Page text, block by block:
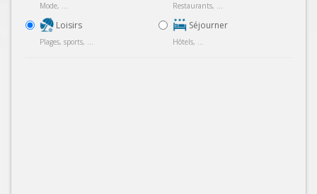
Mode, ...
Loisirs
Plages, sports, ...
Restaurants, ...
Séjourner
Hôtels, ...